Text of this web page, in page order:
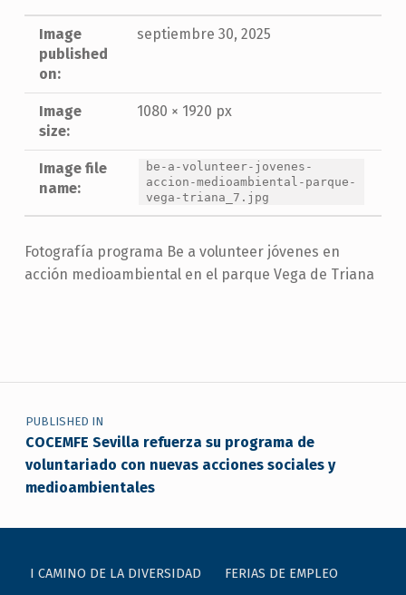
Image
published
on:
septiembre 30, 2025
Image
size:
1080 × 1920 px
Image file
name:
be-a-volunteer-jovenes-
accion-medioambiental-parque-
vega-triana_7.jpg
Fotografía programa Be a volunteer jóvenes en
acción medioambiental en el parque Vega de Triana
Navegación de entradas
PUBLISHED IN
COCEMFE Sevilla refuerza su programa de
voluntariado con nuevas acciones sociales y
medioambientales
I CAMINO DE LA DIVERSIDAD FERIAS DE EMPLEO